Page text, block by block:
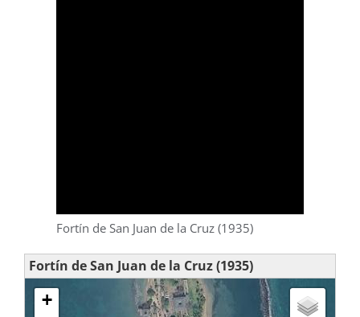
Fortín de San Juan de la Cruz (1935)
Fortín de San Juan de la Cruz (1935)
+